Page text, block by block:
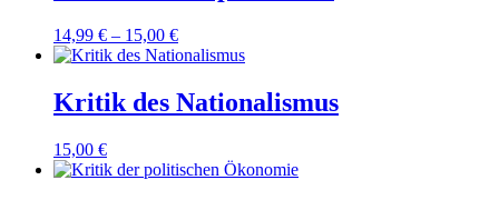
14,99 € – 15,00 €
Kritik des Nationalismus
15,00 €